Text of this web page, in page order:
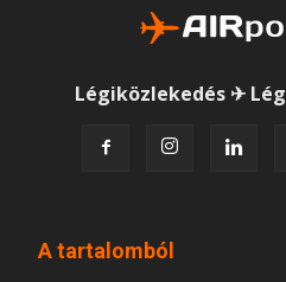
Légiközlekedés ✈
A tartalomból